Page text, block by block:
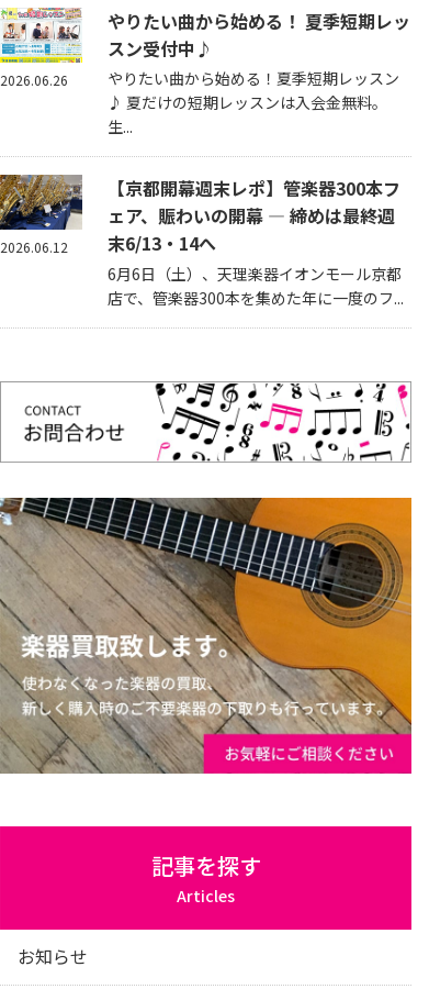
やりたい曲から始める！ 夏季短期レッ
スン受付中♪
やりたい曲から始める！夏季短期レッスン
♪ 夏だけの短期レッスンは入会金無料。
生...
2026.06.26
【京都開幕週末レポ】管楽器300本フ
ェア、賑わいの開幕 — 締めは最終週
末6/13・14へ
6月6日（土）、天理楽器イオンモール京都
店で、管楽器300本を集めた年に一度のフ...
2026.06.12
記事を探す
Articles
お知らせ